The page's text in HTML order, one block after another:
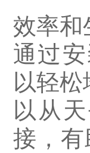
效率和
通过
以轻
以从
接，